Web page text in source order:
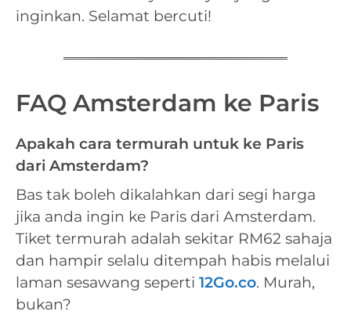
inginkan. Selamat bercuti!
FAQ Amsterdam ke Paris
Apakah cara termurah untuk ke Paris
dari Amsterdam?
Bas tak boleh dikalahkan dari segi harga
jika anda ingin ke Paris dari Amsterdam.
Tiket termurah adalah sekitar RM62 sahaja
dan hampir selalu ditempah habis melalui
laman sesawang seperti 12Go.co. Murah,
bukan?